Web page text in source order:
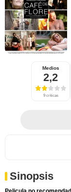
Medios
2,2
9 críticas
Sinopsis